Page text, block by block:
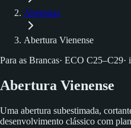
Aberturas
Abertura Vienense
Para as Brancas· ECO C25–C29·
Abertura Vienense
Uma abertura subestimada,
desenvolvimento clássico com